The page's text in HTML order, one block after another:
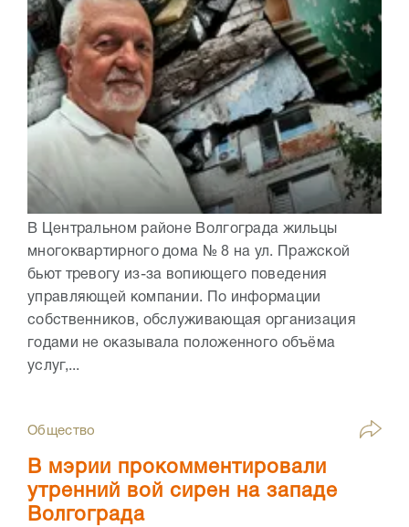
В Центральном районе Волгограда жильцы
многоквартирного дома № 8 на ул. Пражской
бьют тревогу из-за вопиющего поведения
управляющей компании. По информации
собственников, обслуживающая организация
годами не оказывала положенного объёма
услуг,...
Общество
В мэрии прокомментировали
утренний вой сирен на западе
Волгограда